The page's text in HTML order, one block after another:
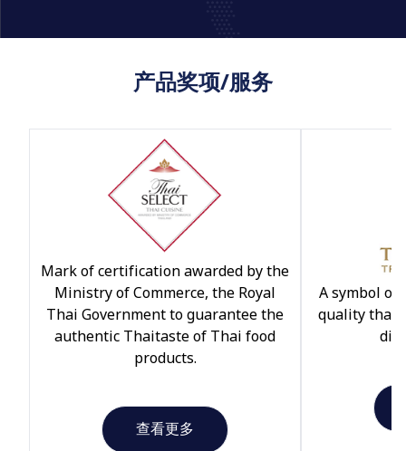
产品奖项/服务
Mark of certification awarded by the
Ministry of Commerce, the Royal
Thai Government to guarantee the
authentic Thaitaste of Thai food
products.
查看更多
A symbol of
quality that